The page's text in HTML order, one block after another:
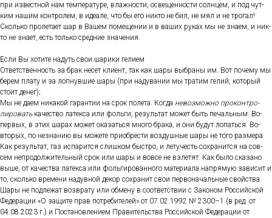
при из­вес­тной нам тем­пе­рату­ре, влаж­ности, ос­ве­щен­ности сол­нцем, и под чут­
ким на­шим кон­тро­лем, в иде­але, что бы его ник­то не бил, не мял и не тро­гал!
Сколь­ко про­лета­ет шар в Ва­шем по­меще­нии и в ва­ших ру­ках мы не зна­ем, и ник­
то не зна­ет, есть толь­ко сред­ние зна­чения.
Ес­ли Вы хо­тите на­дуть свои ша­рики ге­ли­ем
От­ветс­твен­ность за брак не­сет кли­ент, так как ша­ры выб­ра­ны им. Вот по­чему мы
бе­рем пла­ту и за лоп­нувшие ша­ры (при на­дува­нии мы тра­тим ге­лий, ко­торый
сто­ит де­нег);
Мы не да­ем ни­какой га­ран­тии на срок по­лета. Ког­да не­воз­можно про­кон­тро­
лиро­ватька­чес­тво ла­тек­са или фоль­ги, ре­зуль­тат мо­жет быть пе­чаль­ным. Во-
пер­вых, в этих ша­рах мо­жет ока­зать­ся мно­го бра­ка, и они бу­дут ло­пать­ся. Во-
вто­рых, по нез­на­нию вы мо­жете при­об­рести воз­душные ша­ры не то­го раз­ме­ра.
Как ре­зуль­тат, газ ис­па­рит­ся слиш­ком быс­тро, и ле­тучесть сох­ра­нит­ся на сов­
сем неп­ро­дол­жи­тель­ный срок или ша­ры и вов­се не взле­тят. Как бы­ло ска­зано
вы­ше, от ка­чес­тва ла­тек­са или фоль­ги­рован­но­го ма­тери­ала нап­ря­мую за­висит и
то, сколь­ко вре­мени на­дув­ной де­кор сох­ра­нит свои пер­во­началь­ные свой­ства.
Ша­ры не под­ле­жат воз­вра­ту или об­ме­ну в со­от­ветс­твии с За­коном Рос­сий­ской
Фе­дера­ции «О за­щите прав пот­ре­бите­лей» от 07.02.1992 № 2300–1 (в ред. от
04.08.2023 г.) и Пос­та­нов­ле­ни­ем Пра­витель­ства Рос­сий­ской Фе­дера­ции от